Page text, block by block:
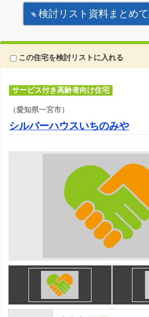
検討リスト資料まとめ
この住宅を検討リストに入れる
サービス付き高齢者向け住宅
（愛知県一宮市）
シルバーハウスいちのみや